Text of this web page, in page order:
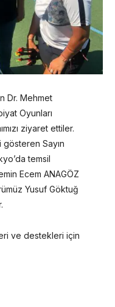
Dr. Mehmet
Oyunları
ziyaret ettiler.
Sayın
temsil
Ecem ANAGÖZ
Yusuf Göktuğ
ve destekleri için